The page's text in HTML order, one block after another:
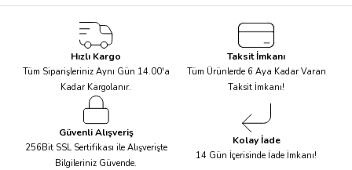
Hızlı Kargo
Tüm Siparişleriniz Aynı Gün 14.00'a
Kadar Kargolanır.
Taksit İmkanı
Tüm Ürünlerde 6 Aya Kadar Varan
Taksit İmkanı!
Güvenli Alışveriş
256Bit SSL Sertifikası ile Alışverişte
Bilgileriniz Güvende.
Kolay İade
14 Gün İçerisinde İade İmkanı!